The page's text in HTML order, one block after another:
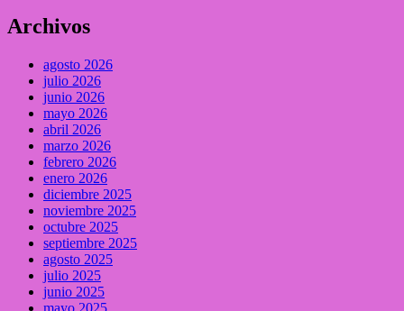
Archivos
agosto 2026
julio 2026
junio 2026
mayo 2026
abril 2026
marzo 2026
febrero 2026
enero 2026
diciembre 2025
noviembre 2025
octubre 2025
septiembre 2025
agosto 2025
julio 2025
junio 2025
mayo 2025